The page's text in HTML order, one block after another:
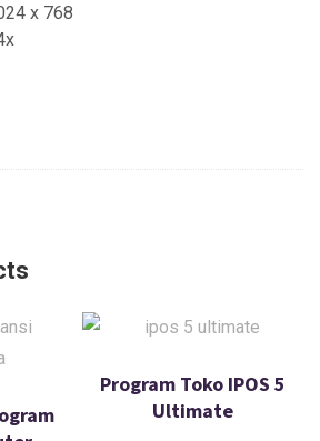
x 768
Program Toko IPOS 5
Ultimate